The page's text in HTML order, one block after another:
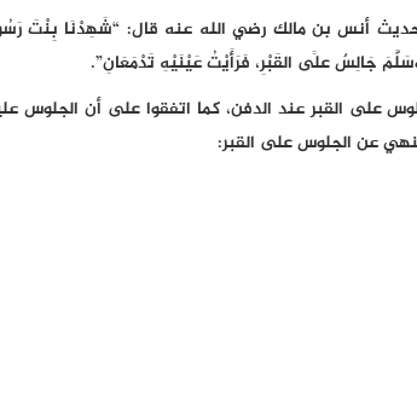
أنس بن مالك رضي الله عنه قال: “شَهِدْنَا بِنْتَ
جَالِسٌ عَلَى القَبْرِ، فَرَأَيْتُ عَيْنَيْهِ تَدْمَعَانِ”.
على القبر عند الدفن، كما اتفقوا على أن الجلوس
عن الجلوس على القبر: